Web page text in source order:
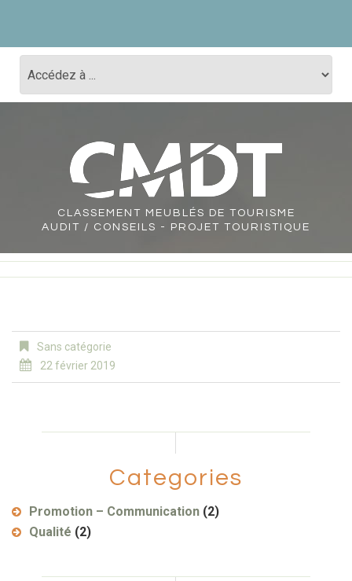
CLASSEMENT
MEUBLÉS DE TOURISME
AUDIT / CONSEILS - PROJET TOURISTIQUE
Sans catégorie
22 février 2019
Categories
Promotion – Communication (2)
Qualité (2)